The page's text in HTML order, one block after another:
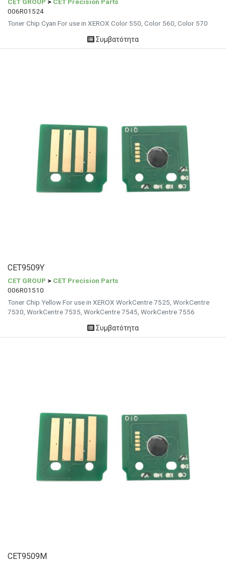
006R01524
Toner Chip Cyan For use in XEROX Color 550, Color 560, Color 570
Συμβατότητα
CET9509Y
CET GROUP > CET Precision Parts
006R01510
Toner Chip Yellow For use in XEROX WorkCentre 7525, WorkCentre
7530, WorkCentre 7535, WorkCentre 7545, WorkCentre 7556
Συμβατότητα
CET9509M